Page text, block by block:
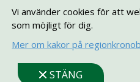
Vi använder cookies för att
som möjligt för dig.
Mer om kakor på
STÄNG